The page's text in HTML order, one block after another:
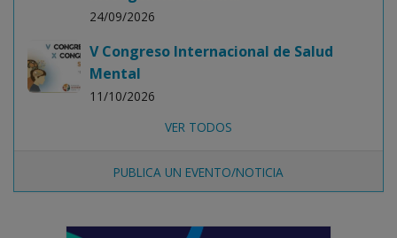
Inteligencia Artificial
V Congreso Internacional de Salud
Mental
PUBLICA UN EVENTO/NOTICIA